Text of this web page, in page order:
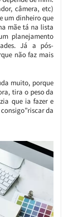
câmera, etc)
um dinheiro que
mãe tá na lista
planejamento
Já a pós-
não faz mais
muito, porque
tira o peso da
que ia fazer e
da